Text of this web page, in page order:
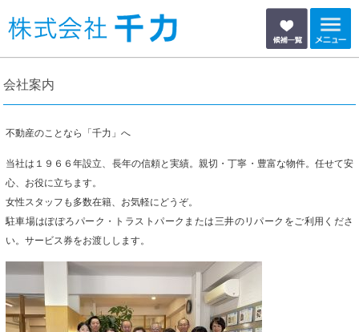
会社案内
不動産のことなら「千力」へ
当社は１９６６年設立、長年の信頼と実績。親切・丁寧・豊富な物件。任せて安
心、お役に立ちます。
女性スタッフも多数在籍、お気軽にどうぞ。
駐車場はぽぽろパーク・トラストパークまたは三井のリパークをご利用くださ
い。サービス券をお渡しします。